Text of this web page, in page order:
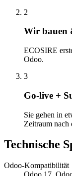
2
Wir bauen
ECOSIRE
Odoo.
3
Go-live +
Sie gehen in
Zeitraum nach
Technische
Odoo-Kompatibilität